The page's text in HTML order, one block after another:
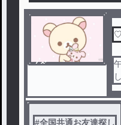
ノベ
#全国共通お友達探し